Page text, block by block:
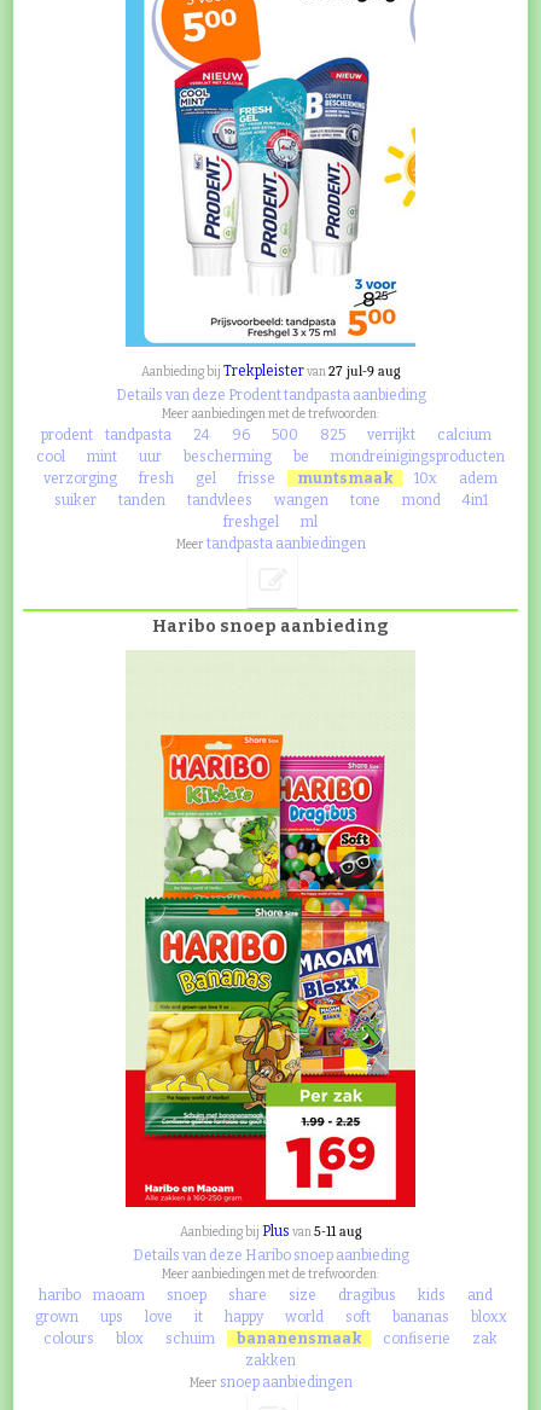
Aanbieding bij Trekpleistervan27 jul-9 aug
Details van deze Prodent tandpasta aanbieding
Meer aanbiedingen met de trefwoorden:
prodent tandpasta 24 96 500 825 verrijkt
calcium
cool
mint uur bescherming be
mondreinigingsproducten
verzorging
fresh gel frisse muntsmaak 10x
adem
suiker
tanden tandvlees wangen tone mond
4in1
freshgel
ml
Meer tandpasta aanbiedingen
Haribo snoep aanbieding
Aanbieding bij Plus van5-11 aug
Details van deze Haribo snoep aanbieding
Meer aanbiedingen met de trefwoorden:
haribo maoam snoep share size dragibus kids
and
grown
ups love it happy world soft bananas
bloxx
colours
blox schuim bananensmaak confiserie
zak
zakken
Meer snoep aanbiedingen